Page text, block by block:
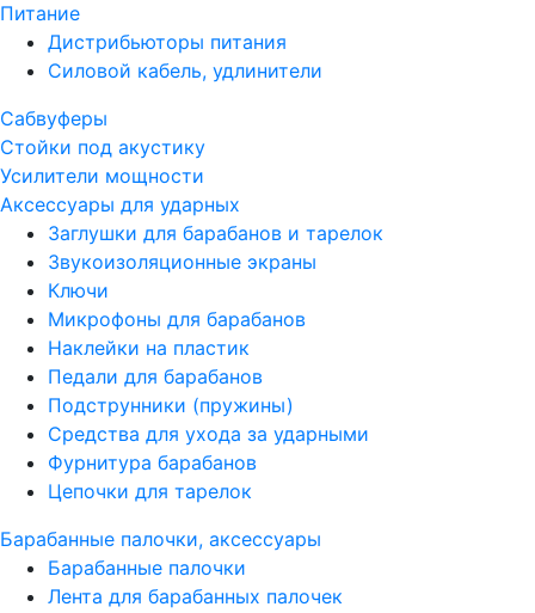
Питание
Дистрибьюторы питания
Силовой кабель, удлинители
Сабвуферы
Стойки под акустику
Усилители мощности
Аксессуары для ударных
Заглушки для барабанов и тарелок
Звукоизоляционные экраны
Ключи
Микрофоны для барабанов
Наклейки на пластик
Педали для барабанов
Подструнники (пружины)
Средства для ухода за ударными
Фурнитура барабанов
Цепочки для тарелок
Барабанные палочки, аксессуары
Барабанные палочки
Лента для барабанных палочек